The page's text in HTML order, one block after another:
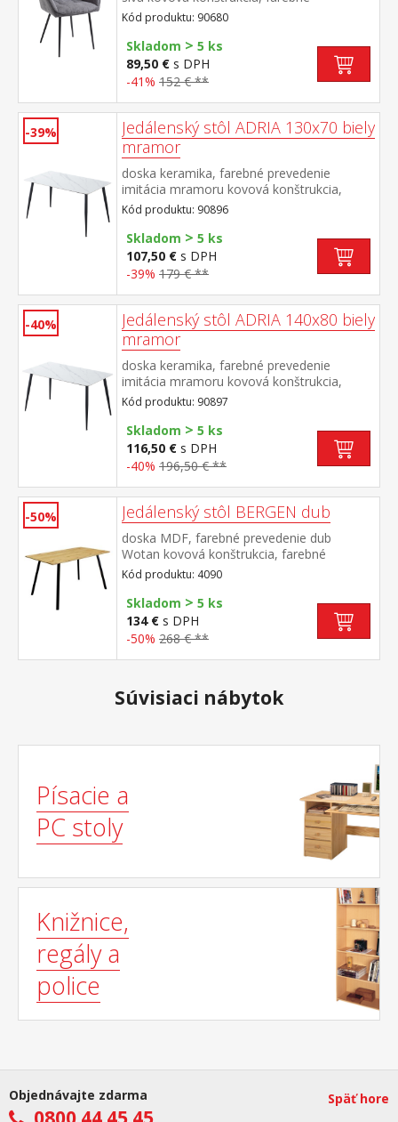
prevedenie čierna výška sedu 48
cm odporúčaná nosnosť do 120 kg
Kód produktu: 90680
Skladom > 5 ks
89,50 € s DPH
-41% 152 € **
-39%
Jedálenský stôl ADRIA 130x70 biely
mramor
doska keramika, farebné prevedenie
imitácia mramoru kovová konštrukcia,
farebné prevedenie čierna
Kód produktu: 90896
Skladom > 5 ks
107,50 € s DPH
-39% 179 € **
-40%
Jedálenský stôl ADRIA 140x80 biely
mramor
doska keramika, farebné prevedenie
imitácia mramoru kovová konštrukcia,
farebné prevedenie čierna
Kód produktu: 90897
Skladom > 5 ks
116,50 € s DPH
-40% 196,50 € **
-50% Jedálenský stôl BERGEN dub
doska MDF, farebné prevedenie dub
Wotan kovová konštrukcia, farebné
prevedenie čierna
Kód produktu: 4090
Skladom > 5 ks
134 € s DPH
-50% 268 € **
Súvisiaci nábytok
Písacie a
PC stoly
Knižnice,
regály a
police
Objednávajte zdarma Späť hore